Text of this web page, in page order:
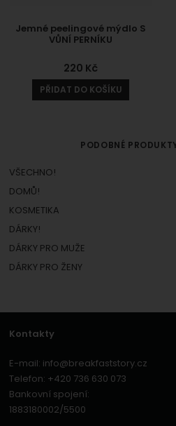
Jemné peelingové mýdlo S
VŮNÍ PERNÍKU
220 Kč
PŘIDAT DO KOŠÍKU
PODOBNÉ
VŠECHNO!
DOMŮ!
KOSMETIKA
DÁRKY!
DÁRKY PRO MUŽE
DÁRKY PRO ŽENY
Kontakty
E-mail: info@breakfaststory.cz
Telefon: +420 736 630 073
Bankovní spojení:
1883180002/5500